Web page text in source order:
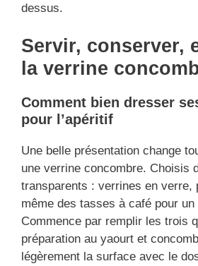
dessus.
Servir, conserver,
la verrine
Comment bien dresser
pour l’apéritif
Une belle présentation change
une verrine concombre. Choisis
transparents : verrines en verre,
même des tasses à café pour un
Commence par remplir les trois
préparation au yaourt et
légèrement la surface avec le